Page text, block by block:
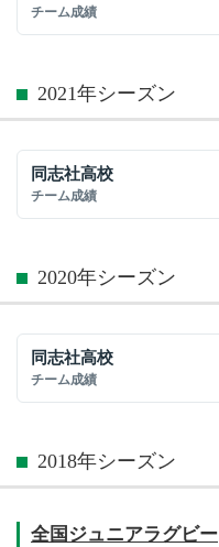
チーム成績
2021年シーズン
同志社高校
チーム成績
2020年シーズン
同志社高校
チーム成績
2018年シーズン
全国ジュニアラグビー